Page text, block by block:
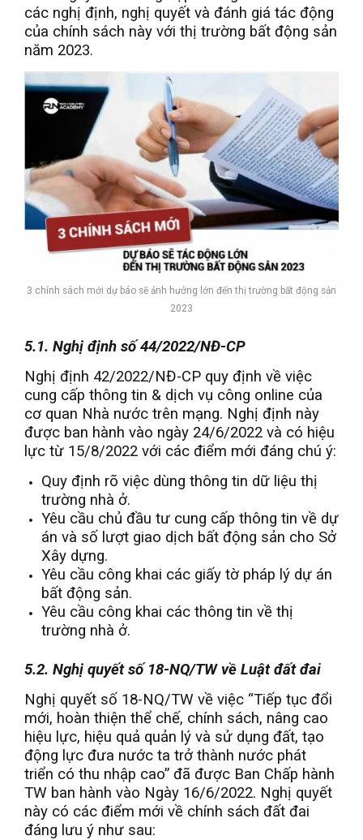
các nghị định, nghị quyết và đánh giá tác động
của chính sách này với thị trường bất động sản
năm 2023.
3 chính sách mới dự báo sẽ ảnh hưởng lớn đến thị trường bất động sản
2023
5.1. Nghị định số 44/2022/NĐ-CP
Nghị định 42/2022/NĐ-CP quy định về việc
cung cấp thông tin & dịch vụ công online của
cơ quan Nhà nước trên mạng. Nghị định này
được ban hành vào ngày 24/6/2022 và có hiệu
lực từ 15/8/2022 với các điểm mới đáng chú ý:
Quy định rõ việc dùng thông tin dữ liệu thị
trường nhà ở.
Yêu cầu chủ đầu tư cung cấp thông tin về dự
án và số lượt giao dịch bất động sản cho Sở
Xây dựng.
Yêu cầu công khai các giấy tờ pháp lý dự án
bất động sản.
Yêu cầu công khai các thông tin về thị
trường nhà ở.
5.2. Nghị quyết số 18-NQ/TW về Luật đất đai
Nghị quyết số 18-NQ/TW về việc “Tiếp tục đổi
mới, hoàn thiện thể chế, chính sách, nâng cao
hiệu lực, hiệu quả quản lý và sử dụng đất, tạo
động lực đưa nước ta trở thành nước phát
triển có thu nhập cao” đã được Ban Chấp hành
TW ban hành vào Ngày 16/6/2022. Nghị quyết
này có các điểm mới về chính sách đất đai
đáng lưu ý như sau: